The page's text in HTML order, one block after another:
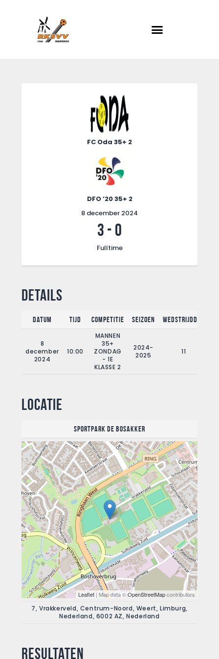
EvenementenFC Oda 35+ 2
DFO ’20 35+ 2
8 december 2024
3 - 0
Fulltime
Details
Datum Tijd Competitie Seizoen Wedstrijddag
8
december
2024
10:00
MANNEN
35+
ZONDAG
- 1E
KLASSE 2
2024-
2025
11
Locatie
Sportpark De Bosakker
Leaflet | Map data ©OpenStreetMapcontributors
7, Vrakkerveld, Centrum-Noord, Weert, Limburg,
Nederland, 6002 AZ, Nederland
Resultaten